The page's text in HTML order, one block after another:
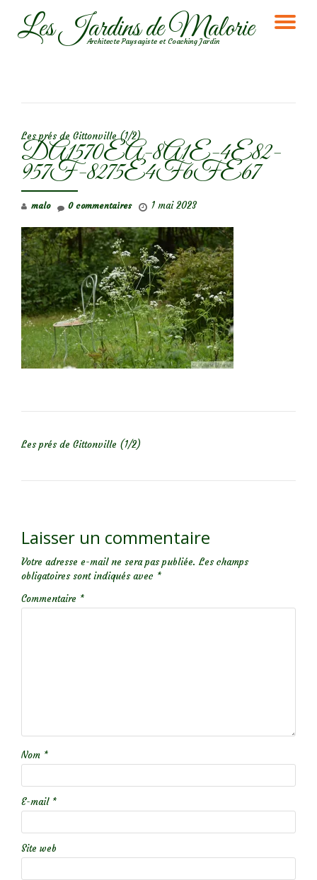
AllerLes Jardins de Malorie
Architecte Paysagiste et Coaching Jardin
Les prés de Gittonville (1/2)
DA1570EA-8A1E-4E82-
957F-8275E4F6FE67
malo 1 mai 2023
0 commentaires
Les prés de Gittonville (1/2)
Laisser un commentaire
Votre adresse e-mail ne sera pas publiée. Les champs
obligatoires sont indiqués avec *
Commentaire *
Nom *
E-mail *
Site web